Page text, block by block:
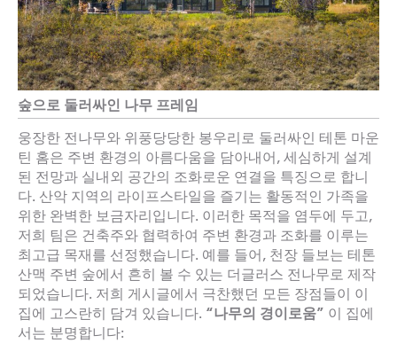
숲으로 둘러싸인 나무 프레임
웅장한 전나무와 위풍당당한 봉우리로 둘러싸인 테톤 마운
틴 홈은 주변 환경의 아름다움을 담아내어, 세심하게 설계
된 전망과 실내외 공간의 조화로운 연결을 특징으로 합니
다. 산악 지역의 라이프스타일을 즐기는 활동적인 가족을
위한 완벽한 보금자리입니다. 이러한 목적을 염두에 두고,
저희 팀은 건축주와 협력하여 주변 환경과 조화를 이루는
최고급 목재를 선정했습니다. 예를 들어, 천장 들보는 테톤
산맥 주변 숲에서 흔히 볼 수 있는 더글러스 전나무로 제작
되었습니다. 저희 게시글에서 극찬했던 모든 장점들이 이
집에 고스란히 담겨 있습니다. “나무의 경이로움” 이 집에
서는 분명합니다: